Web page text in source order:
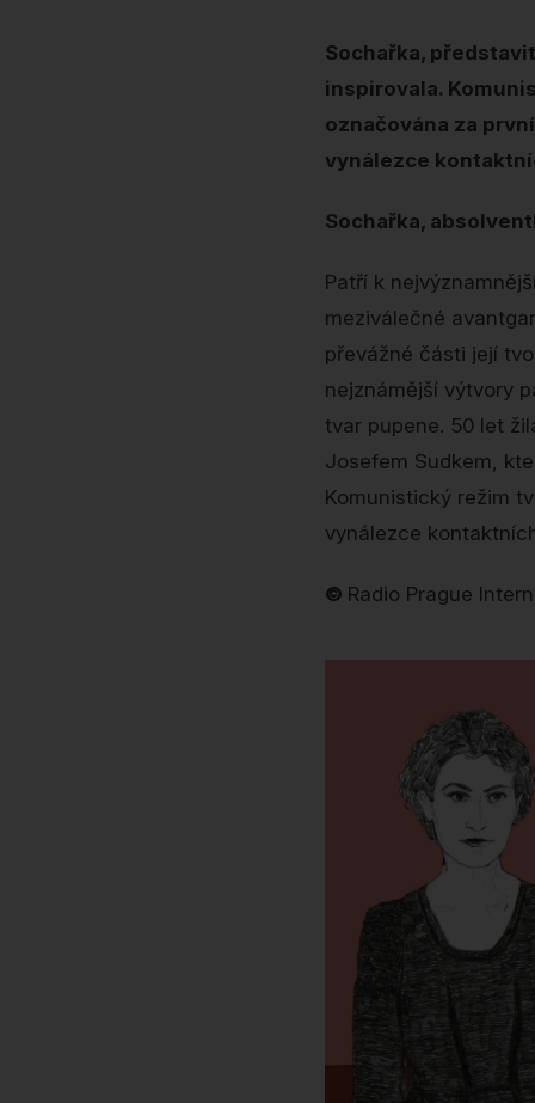
Sochařka,
inspirovala.
označována za
vynálezce
Sochařka,
Patří k
meziválečné
převážné části její
nejznámější výtvory
tvar pupene. 50 let
Josefem Sudkem,
Komunistický režim
vynálezce
© Radio Prague